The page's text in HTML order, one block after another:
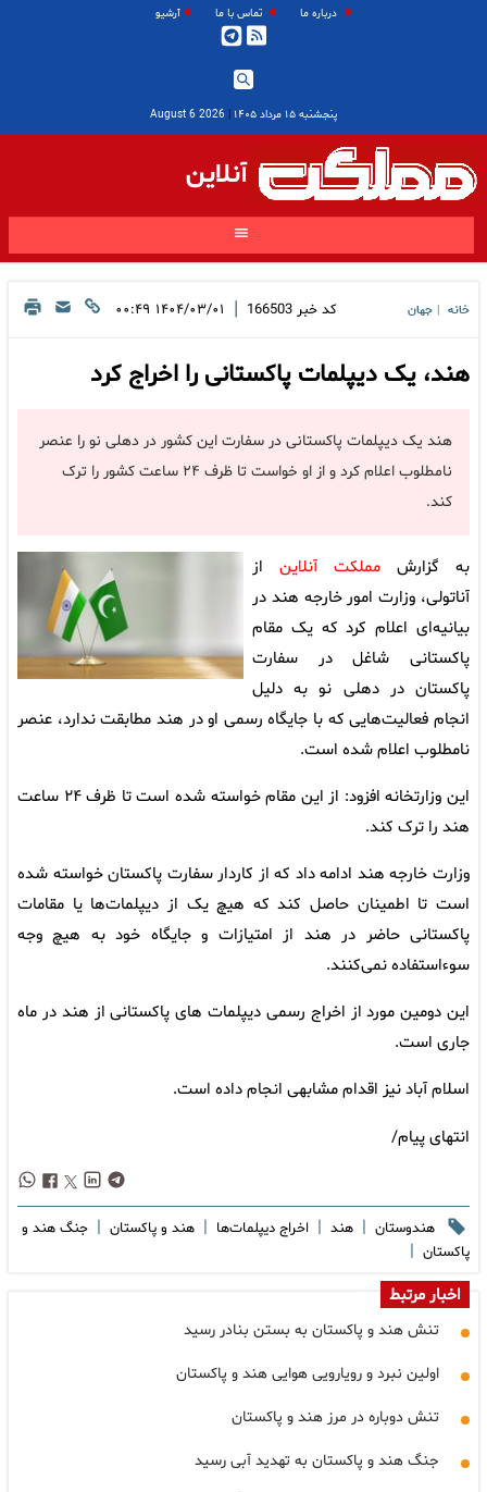
درباره ما تماس با ما آرشیو
پنجشنبه ۱۵ مرداد ۱۴۰۵ |
2026 August 6
آنلاین
خانه جهان کد خبر 166503
| ۱۴۰۴/۰۳/۰۱ ۰۰:۴۹
هند، یک دیپلمات پاکستانی را اخراج کرد
هند یک دیپلمات پاکستانی در سفارت این کشور در دهلی نو را عنصر
نامطلوب اعلام کرد و از او خواست تا ظرف ۲۴ ساعت کشور را ترک
کند.
به گزارش مملکت آنلاین از
آناتولی، وزارت امور خارجه هند در
بیانیه‌ای اعلام کرد که یک مقام
پاکستانی شاغل در سفارت
پاکستان در دهلی نو به دلیل
انجام فعالیت‌هایی که با جایگاه رسمی او در هند مطابقت ندارد، عنصر
نامطلوب اعلام شده است.
این وزارتخانه افزود: از این مقام خواسته شده است تا ظرف ۲۴ ساعت
هند را ترک کند.
وزارت خارجه هند ادامه داد که از کاردار سفارت پاکستان خواسته شده
است تا اطمینان حاصل کند که هیچ یک از دیپلمات‌ها یا مقامات
پاکستانی حاضر در هند از امتیازات و جایگاه خود به هیچ وجه
سوءاستفاده نمی‌کنند.
این دومین مورد از اخراج رسمی دیپلمات های پاکستانی از هند در ماه
جاری است.
اسلام آباد نیز اقدام مشابهی انجام داده است.
انتهای پیام/
هندوستان | هند | اخراج دیپلمات‌ها | هند و پاکستان | جنگ هند و
پاکستان |
اخبار مرتبط
تنش هند و پاکستان به بستن بنادر رسید
اولین نبرد و رویارویی هوایی هند و پاکستان
تنش دوباره در مرز هند و پاکستان
جنگ هند و پاکستان به تهدید آبی رسید